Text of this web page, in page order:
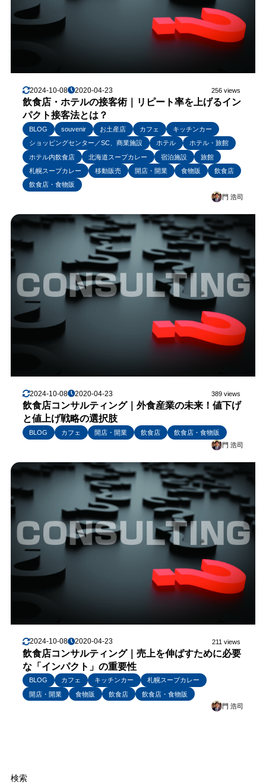
2024-10-08 2020-04-23 256 views
飲食店・ホテルの接客術｜リピート率を上げるイン
パクト接客法とは？
BLOG souvenir お土産店 カフェ
キッチンカー
ショッピングセンター／SC、商業施設
ホテル
ホテル・旅館
ホテル内飲食店
北海道スープカレー 宿泊施設
旅館
札幌スープカレー
移動販売 開店・開業 食物販
飲食店
飲食店・食物販
門 浩司
2024-10-08 2020-04-23 389 views
飲食店コンサルティング｜外食産業の未来！値下げ
と値上げ戦略の選択肢
BLOG カフェ 開店・開業 飲食店
飲食店・食物販
門 浩司
2024-10-08 2020-04-23 211 views
飲食店コンサルティング｜売上を伸ばすために必要
な「インパクト」の重要性
BLOG カフェ キッチンカー
札幌スープカレー
開店・開業
食物販 飲食店
飲食店・食物販
門 浩司
検索